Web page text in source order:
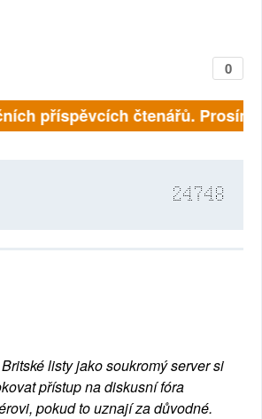
0
příspěvcích čtenářů. Prosíme,
24748
listy jako soukromý server si
přístup na diskusní fóra
pokud to uznají za důvodné.